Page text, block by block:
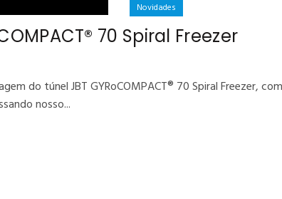
Novidades
70 Spiral Freezer
do túnel JBT GYRoCOMPACT® 70 Spiral Freezer,
nosso...